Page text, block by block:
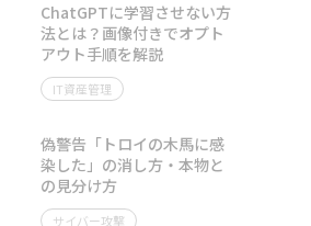
ChatGPTに学習させない方
法とは？画像付きでオプト
アウト手順を解説
IT資産管理
偽警告「トロイの木馬に感
染した」の消し方・本物と
の見分け方
サイバー攻撃